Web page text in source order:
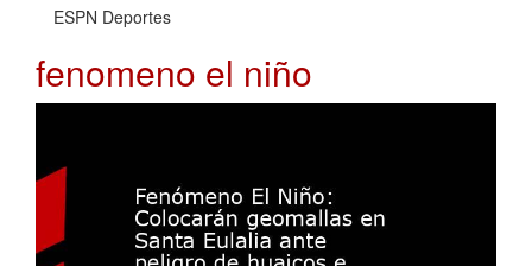
ESPN Deportes
fenomeno el niño